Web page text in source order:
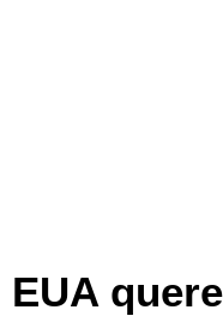
EUA